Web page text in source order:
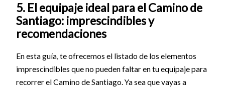
5. El equipaje ideal para el Camino de
Santiago: imprescindibles y
recomendaciones
En esta guía, te ofrecemos el listado de los elementos
imprescindibles que no pueden faltar en tu equipaje para
recorrer el Camino de Santiago. Ya sea que vayas a